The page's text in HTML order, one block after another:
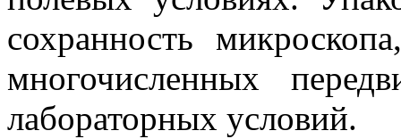
сохранность
многочисленных
лабораторных условий.